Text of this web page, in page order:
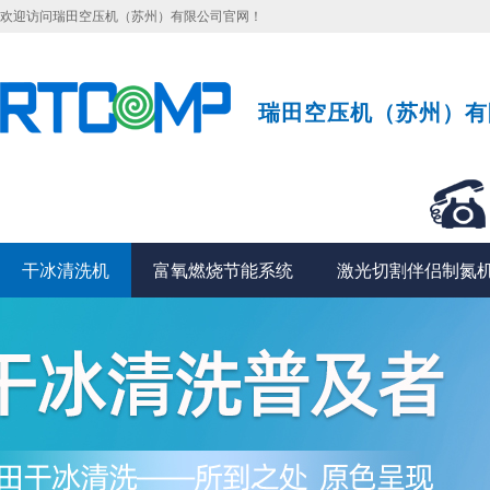
欢迎访问瑞田空压机（苏州）有限公司官网！
瑞田空压机（苏州）
干冰清洗机 富氧燃烧节能系统 激光切割伴侣制氮